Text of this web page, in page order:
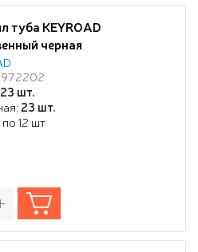
туба KEYROAD
черная
шт.
23 шт.
12 шт